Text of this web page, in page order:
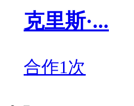
克里斯·...
合作1次